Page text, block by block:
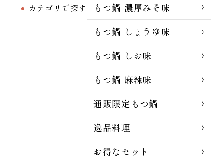
カテゴリで探す
もつ鍋 濃厚みそ味
もつ鍋 しょうゆ味
もつ鍋 しお味
もつ鍋 麻辣味
通販限定もつ鍋
逸品料理
お得なセット